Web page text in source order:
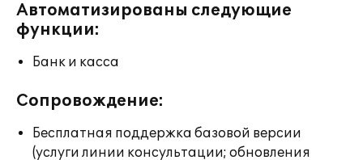
Автоматизированы следующие
функции:
Банк и касса
Сопровождение:
Бесплатная поддержка базовой версии
(услуги линии консультации; обновления